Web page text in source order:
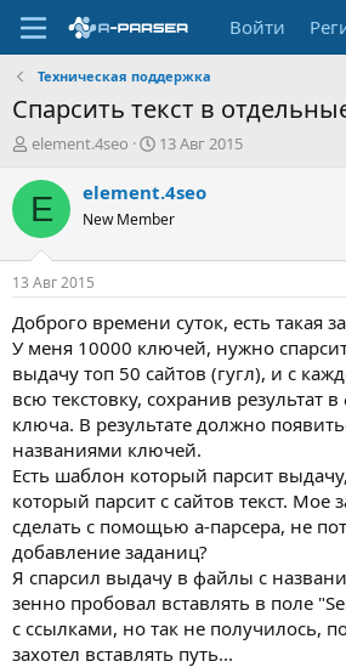
Войти
Техническая поддержка
Спарсить текст в
А
т
о
т
е
м
ы
element.4seo
Д
т
н
а
л
13 Авг 2015
E element.4seo
New Member
13 Авг 2015
Доброго времени суток, есть такая
У меня 10000 ключей, нужно
выдачу топ 50 сайтов (гугл), и с
всю текстовку, сохранив результат
ключа. В результате должно
названиями ключей.
Есть шаблон который парсит
который парсит с сайтов текст. Мое
сделать с помощью а-парсера, не
добавление заданиц?
Я спарсил выдачу в файлы с
зенно пробовал вставлять в поле
с ссылками, но так не получилось,
захотел вставлять путь...